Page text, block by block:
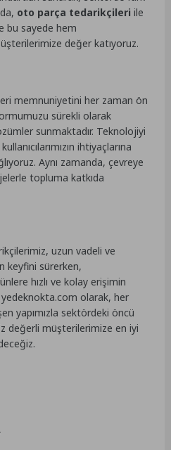
oto parça tedarikçileri ile
bu sayede hem
değer katıyoruz.
memnuniyetini her zaman ön
sürekli olarak
sunmaktadır. Teknolojiyi
ihtiyaçlarına
Aynı zamanda, çevreye
topluma katkıda
uzun vadeli ve
keyfini sürerken,
hızlı ve kolay erişimin
yedeknokta.com olarak, her
yapımızla sektördeki öncü
değerli müşterilerimize en iyi